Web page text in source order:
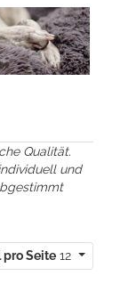
Qualität.
und
pro Seite 12